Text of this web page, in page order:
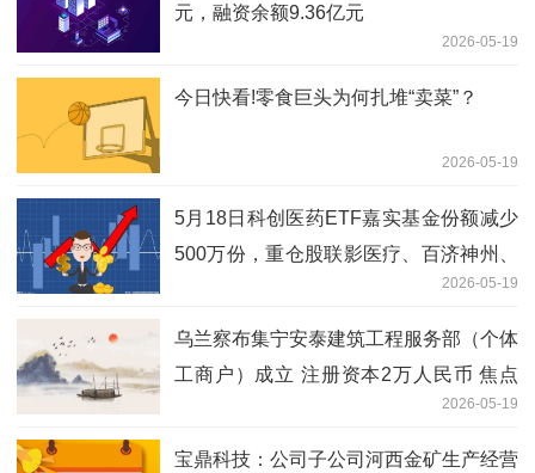
元，融资余额9.36亿元
2026-05-19
今日快看!零食巨头为何扎堆“卖菜”？
2026-05-19
5月18日科创医药ETF嘉实基金份额减少
500万份，重仓股联影医疗、百济神州、
2026-05-19
乌兰察布集宁安泰建筑工程服务部（个体
工商户）成立 注册资本2万人民币 焦点
2026-05-19
宝鼎科技：公司子公司河西金矿生产经营